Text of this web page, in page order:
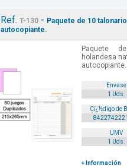
Ref. T-130- Paquete de 10
autocopiante.
Paquete
holandesa
Envase
1 Uds.
Cï¿½digo de
UMV
1 Uds.
+ Información